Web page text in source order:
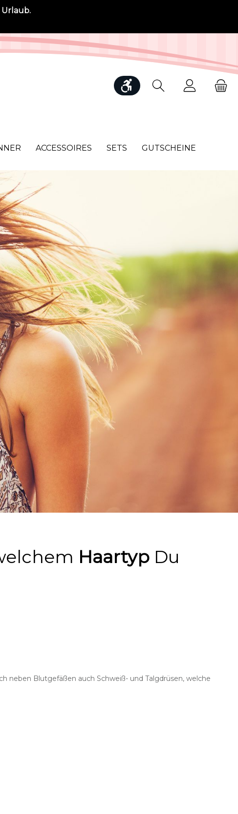
Urlaub.
Werkzeugleiste anzeigen
ACCESSOIRES SETS GUTSCHEINE
Haartyp Du
neben Blutgefäßen auch Schweiß- und Talgdrüsen, welche
Text vergrößern